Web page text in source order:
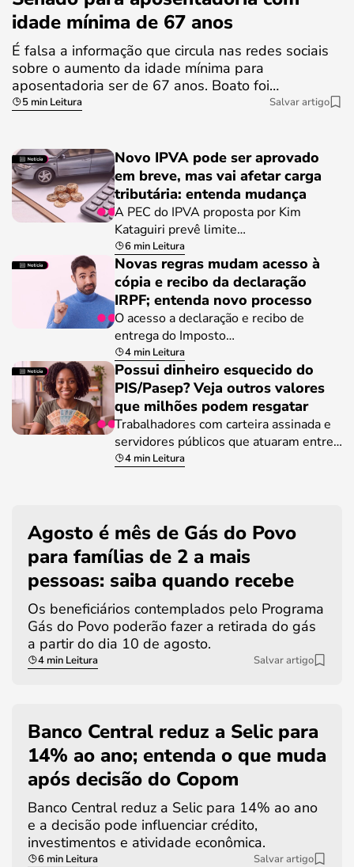
idade mínima de 67 anos
É falsa a informação que circula nas redes sociais
sobre o aumento da idade mínima para
aposentadoria ser de 67 anos. Boato foi…
5 min Leitura Salvar artigo
Novo IPVA pode ser aprovado
em breve, mas vai afetar carga
tributária: entenda mudança
A PEC do IPVA proposta por Kim
Kataguiri prevê limite…
6 min Leitura
Novas regras mudam acesso à
cópia e recibo da declaração
IRPF; entenda novo processo
O acesso a declaração e recibo de
entrega do Imposto…
4 min Leitura
Possui dinheiro esquecido do
PIS/Pasep? Veja outros valores
que milhões podem resgatar
Trabalhadores com carteira assinada e
servidores públicos que atuaram entre…
4 min Leitura
Agosto é mês de Gás do Povo
para famílias de 2 a mais
pessoas: saiba quando recebe
Os beneficiários contemplados pelo Programa
Gás do Povo poderão fazer a retirada do gás
a partir do dia 10 de agosto.
4 min Leitura Salvar artigo
Banco Central reduz a Selic para
14% ao ano; entenda o que muda
após decisão do Copom
Banco Central reduz a Selic para 14% ao ano
e a decisão pode influenciar crédito,
investimentos e atividade econômica.
6 min Leitura Salvar artigo